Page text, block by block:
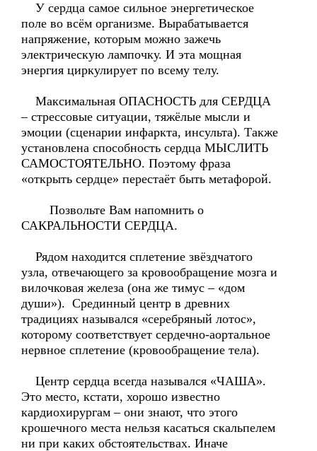
У сердца самое сильное энергетическое
поле во всём организме. Вырабатывается
напряжение, которым можно зажечь
электрическую лампочку. И эта мощная
энергия циркулирует по всему телу.
Максимальная ОПАСНОСТЬ для СЕРДЦА
– стрессовые ситуации, тяжёлые мысли и
эмоции (сценарии инфаркта, инсульта). Также
установлена способность сердца МЫСЛИТЬ
САМОСТОЯТЕЛЬНО. Поэтому фраза
«открыть сердце» перестаёт быть метафорой.
Позвольте Вам напомнить о
САКРАЛЬНОСТИ СЕРДЦА.
Рядом находится сплетение звёздчатого
узла, отвечающего за кровообращение мозга и
вилочковая железа (она же тимус – «дом
души»). Срединный центр в древних
традициях назывался «серебряный лотос»,
которому соответствует сердечно-аортальное
нервное сплетение (кровообращение тела).
Центр сердца всегда назывался «ЧАША».
Это место, кстати, хорошо известно
кардиохирургам – они знают, что этого
крошечного места нельзя касаться скальпелем
ни при каких обстоятельствах. Иначе